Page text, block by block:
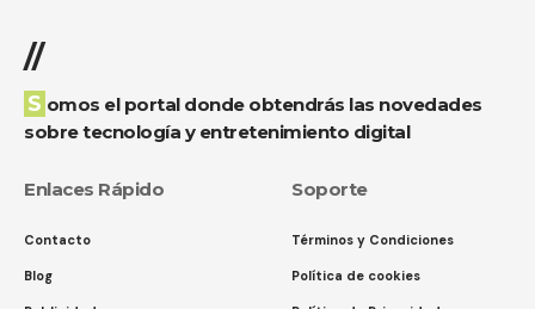
//
Somos el portal donde obtendrás las novedades
sobre tecnología y entretenimiento digital
Enlaces Rápido
Contacto
Blog
Soporte
Términos y Condiciones
Política de cookies